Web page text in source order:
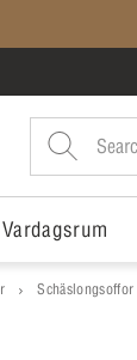
Vardagsrum
Schäslongsoffor